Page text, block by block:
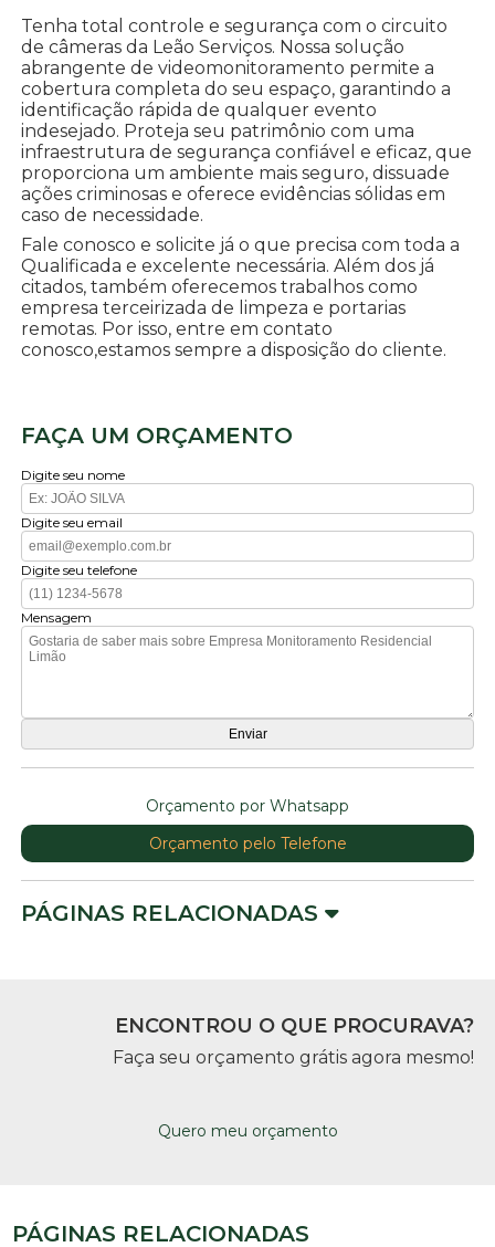
Tenha total controle e segurança com o circuito
de câmeras da Leão Serviços. Nossa solução
abrangente de videomonitoramento permite a
cobertura completa do seu espaço, garantindo a
identificação rápida de qualquer evento
indesejado. Proteja seu patrimônio com uma
infraestrutura de segurança confiável e eficaz, que
proporciona um ambiente mais seguro, dissuade
ações criminosas e oferece evidências sólidas em
caso de necessidade.
Fale conosco e solicite já o que precisa com toda a
Qualificada e excelente necessária. Além dos já
citados, também oferecemos trabalhos como
empresa terceirizada de limpeza e portarias
remotas. Por isso, entre em contato
conosco,estamos sempre a disposição do cliente.
FAÇA UM ORÇAMENTO
Digite seu nome
Digite seu email
Digite seu telefone
Mensagem
Orçamento por Whatsapp
Orçamento pelo Telefone
PÁGINAS RELACIONADAS
ENCONTROU O QUE PROCURAVA?
Faça seu orçamento grátis agora mesmo!
Quero meu orçamento
PÁGINAS RELACIONADAS